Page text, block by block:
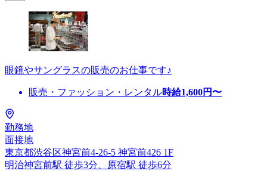
眼鏡やサングラスの販売のお仕事です♪
販売・ファッション・レンタル時給1,600円〜
勤務地
面接地
東京都渋谷区神宮前4-26-5 神宮前426 1F
明治神宮前駅 徒歩3分、原宿駅 徒歩6分